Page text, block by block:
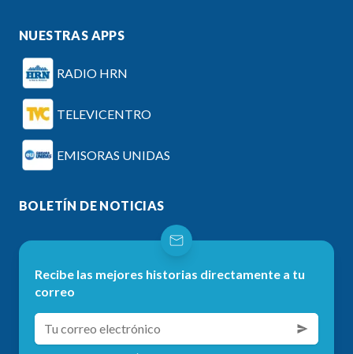
NUESTRAS APPS
RADIO HRN
TELEVICENTRO
EMISORAS UNIDAS
BOLETÍN DE NOTICIAS
Recibe las mejores historias directamente a tu
correo